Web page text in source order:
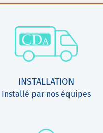
INSTALLATION
Installé par nos équipes